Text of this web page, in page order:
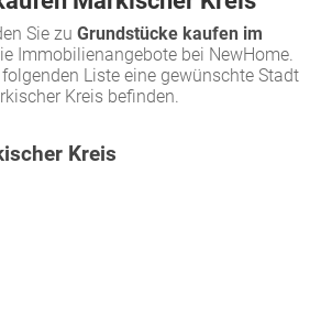
Sie zu Grundstücke kaufen im
Immobilienangebote bei NewHome.
Liste eine gewünschte Stadt
Kreis befinden.
Kreis